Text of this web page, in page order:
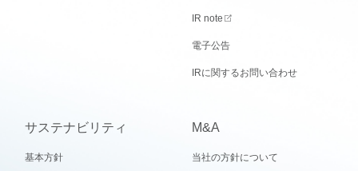
IR note
電子公告
IRに関するお問い合わせ
サステナビリティ
基本方針
M&A
当社の方針について